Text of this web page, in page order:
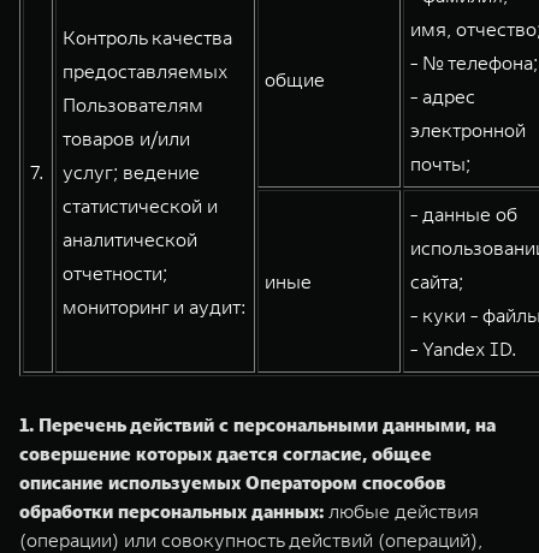
7.
Контроль качества
предоставляемых
Пользователям
товаров и/или
услуг; ведение
статистической и
аналитической
отчетности;
мониторинг и аудит:
общие
имя,
- № телефона;
- адрес
электронной
почты;
иные
- данные об
сайта;
- куки -
- Yandex ID.
1. Перечень действий с персональными данными, на
совершение которых дается согласие, общее
описание используемых Оператором способов
обработки персональных данных: любые действия
(операции) или совокупность действий (операций),